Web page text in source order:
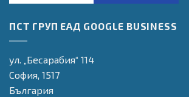
програма
"Транспорт и
инфраструктура"
програма
ПСТ ГРУП ЕАД GOOGLE BUSINESS
ул. „Бесарабия“ 114
София, 1517
България